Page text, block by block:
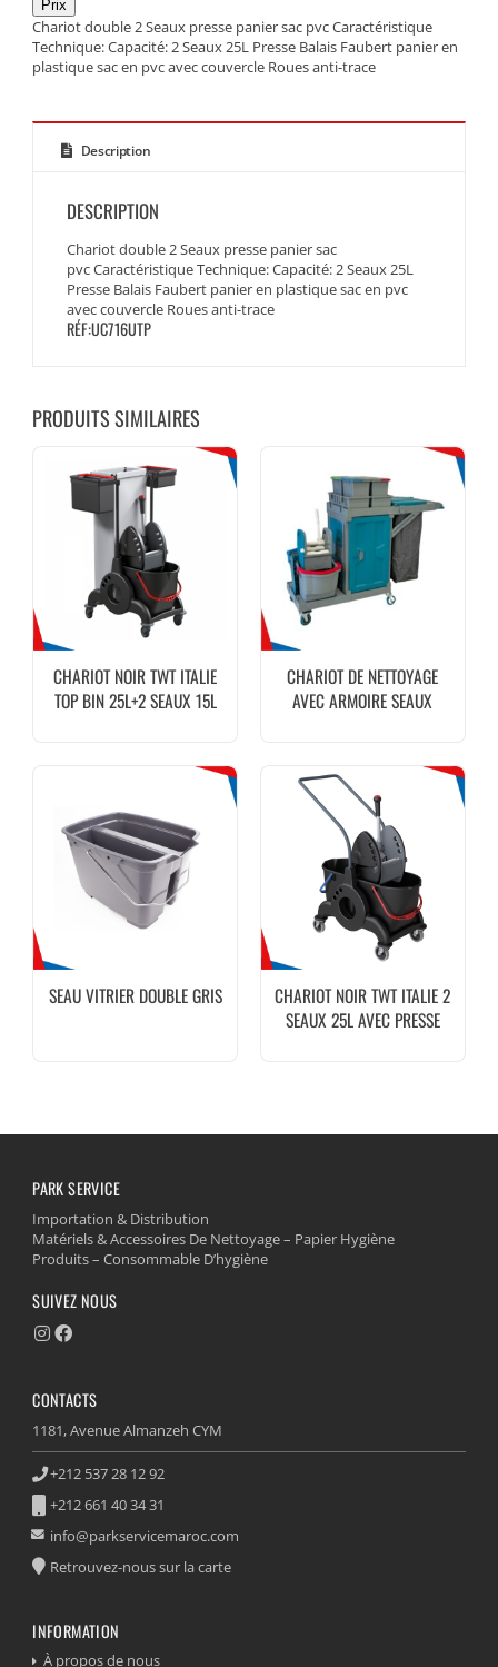
Chariot double 2 Seaux presse panier sac pvc Caractéristique
Technique: Capacité: 2 Seaux 25L Presse Balais Faubert panier en
plastique sac en pvc avec couvercle Roues anti-trace
Description
DESCRIPTION
Chariot double 2 Seaux presse panier sac
pvc Caractéristique Technique: Capacité: 2 Seaux 25L
Presse Balais Faubert panier en plastique sac en pvc
avec couvercle Roues anti-trace
RÉF:UC716UTP
PRODUITS SIMILAIRES
CHARIOT NOIR TWT ITALIE
TOP BIN 25L+2 SEAUX 15L
CHARIOT DE NETTOYAGE
AVEC ARMOIRE SEAUX
SEAU VITRIER DOUBLE GRIS
CHARIOT NOIR TWT ITALIE 2
SEAUX 25L AVEC PRESSE
PARK SERVICE
Importation & Distribution
Matériels & Accessoires De Nettoyage – Papier Hygiène
Produits – Consommable D’hygiène
SUIVEZ NOUS
CONTACTS
1181, Avenue Almanzeh CYM
+212 537 28 12 92
+212 661 40 34 31
info@parkservicemaroc.com
Retrouvez-nous sur la carte
INFORMATION
À propos de nous